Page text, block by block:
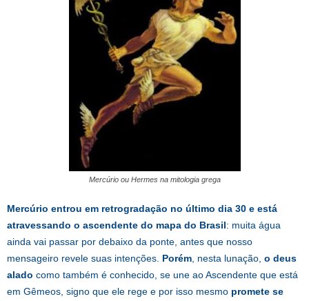
Mercúrio ou Hermes na mitologia grega
Mercúrio entrou em retrogradação no último dia 30 e está
atravessando o ascendente do mapa do Brasil: muita água
ainda vai passar por debaixo da ponte, antes que nosso
mensageiro revele suas intenções. Porém , nesta lunação, o deus
alado como também é conhecido, se une ao Ascendente que está
em Gêmeos, signo que ele rege e por isso mesmo promete se